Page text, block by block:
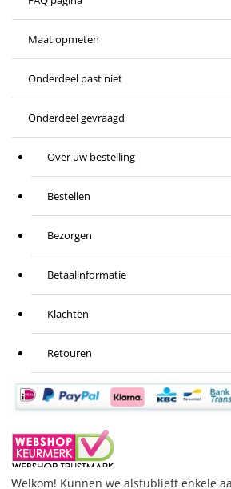
Maat opmeten
Onderdeel past niet
Onderdeel gevraagd
Over uw bestelling
Bestellen
Bezorgen
Betaalinformatie
Klachten
Retouren
Welkom! Kunnen we alstublieft enkele